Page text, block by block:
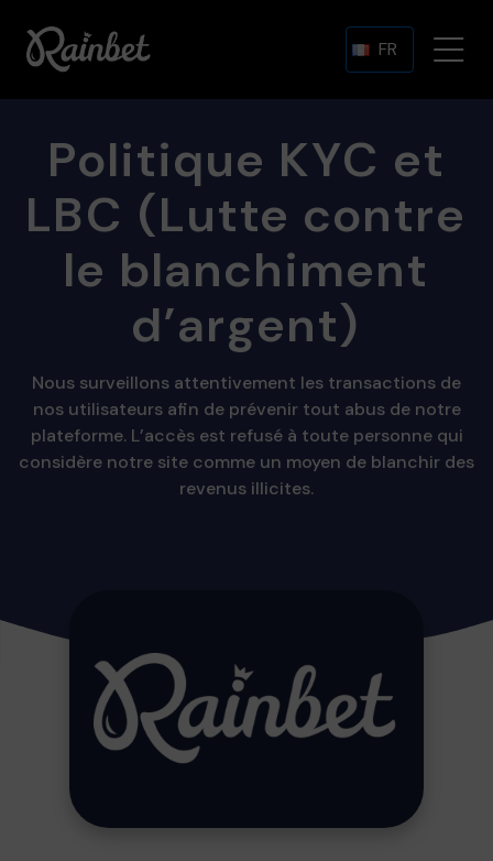
FR
Politique KYC et
LBC (Lutte contre
le blanchiment
d’argent)
Nous surveillons attentivement les transactions de
nos utilisateurs afin de prévenir tout abus de notre
plateforme. L’accès est refusé à toute personne qui
considère notre site comme un moyen de blanchir des
revenus illicites.